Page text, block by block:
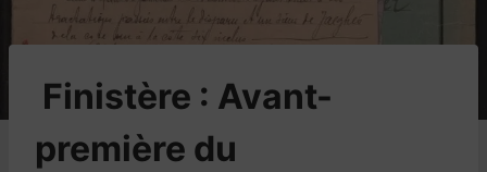
​Finistère : Avant-
première du